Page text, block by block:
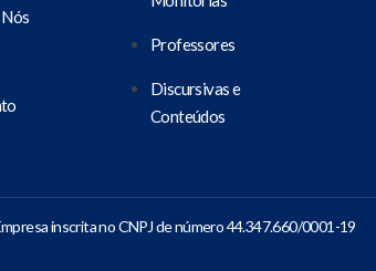
Professores
Discursivas e
Conteúdos
inscrita no CNPJ de número 44.347.660/0001-19